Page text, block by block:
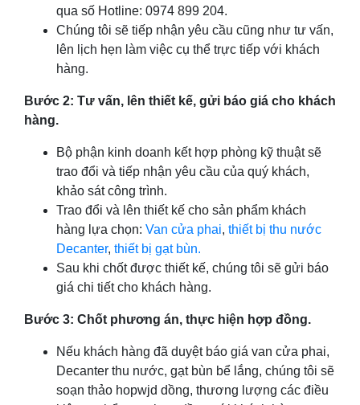
qua số Hotline: 0974 899 204.
Chúng tôi sẽ tiếp nhận yêu cầu cũng như tư vấn,
lên lịch hẹn làm việc cụ thể trực tiếp với khách
hàng.
Bước 2: Tư vấn, lên thiết kế, gửi báo giá cho khách
hàng.
Bộ phận kinh doanh kết hợp phòng kỹ thuật sẽ
trao đổi và tiếp nhận yêu cầu của quý khách,
khảo sát công trình.
Trao đổi và lên thiết kế cho sản phẩm khách
hàng lựa chọn: Van cửa phai, thiết bị thu nước
Decanter, thiết bị gạt bùn.
Sau khi chốt được thiết kế, chúng tôi sẽ gửi báo
giá chi tiết cho khách hàng.
Bước 3: Chốt phương án, thực hiện hợp đồng.
Nếu khách hàng đã duyệt báo giá van cửa phai,
Decanter thu nước, gạt bùn bể lắng, chúng tôi sẽ
soạn thảo hopwjd dồng, thương lượng các điều